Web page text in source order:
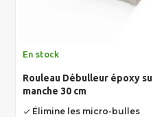
En stock
Rouleau Débulleur époxy
manche 30 cm
done Élimine les micro-bulles